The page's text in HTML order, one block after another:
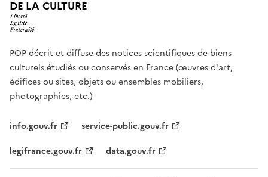
DE LA CULTURE
POP décrit et diffuse des notices scientifiques de biens
culturels étudiés ou conservés en France (œuvres d'art,
édifices ou sites, objets ou ensembles mobiliers,
photographies, etc.)
info.gouv.fr
service-public.gouv.fr
legifrance.gouv.fr
data.gouv.fr